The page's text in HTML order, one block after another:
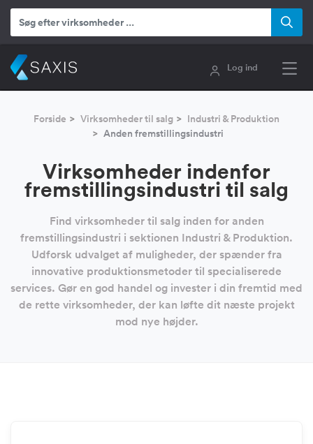
Log ind
Forside Virksomheder til salg
Industri & Produktion
Anden fremstillingsindustri
Virksomheder indenfor
fremstillingsindustri til salg
Find virksomheder til salg inden for anden
fremstillingsindustri i sektionen Industri & Produktion.
Udforsk udvalget af muligheder, der spænder fra
innovative produktionsmetoder til specialiserede
services. Gør en god handel og invester i din fremtid med
de rette virksomheder, der kan løfte dit næste projekt
mod nye højder.